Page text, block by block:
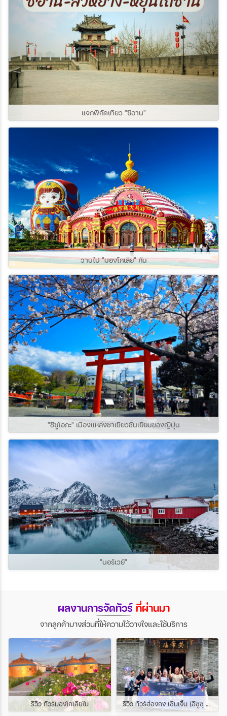
แจกพิกัดเที่ยว "ซีอาน"
วาบไป "มองโกเลีย" กัน
"ชิซูโอกะ" เมืองแหล่งชาเขียวชั้นเยี่ยมของญี่ปุ่น
"นอร์เวย์"
ผลงานการจัดทัวร์ที่ผ่านมา
จากลูกค้าบางส่วนที่ให้ความไว้วางใจและใช้บริการ
รีวิว ทัวร์มองโกเลียใน รีวิว ทัวร์ฮ่องกง เซินเจิ้น (อีซูซุ คิงส์ยนต์ กรุงเทพ)